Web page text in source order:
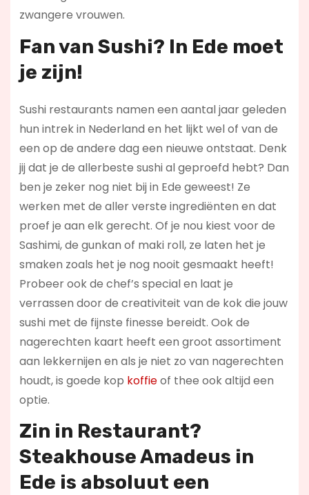
zwangere vrouwen.
Fan van Sushi? In Ede moet
je zijn!
Sushi restaurants namen een aantal jaar geleden
hun intrek in Nederland en het lijkt wel of van de
een op de andere dag een nieuwe ontstaat. Denk
jij dat je de allerbeste sushi al geproefd hebt? Dan
ben je zeker nog niet bij in Ede geweest! Ze
werken met de aller verste ingrediënten en dat
proef je aan elk gerecht. Of je nou kiest voor de
Sashimi, de gunkan of maki roll, ze laten het je
smaken zoals het je nog nooit gesmaakt heeft!
Probeer ook de chef’s special en laat je
verrassen door de creativiteit van de kok die jouw
sushi met de fijnste finesse bereidt. Ook de
nagerechten kaart heeft een groot assortiment
aan lekkernijen en als je niet zo van nagerechten
houdt, is goede kop koffieof thee ook altijd een
optie.
Zin in Restaurant?
Steakhouse Amadeus in
Ede is absoluut een